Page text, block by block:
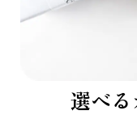
選べる